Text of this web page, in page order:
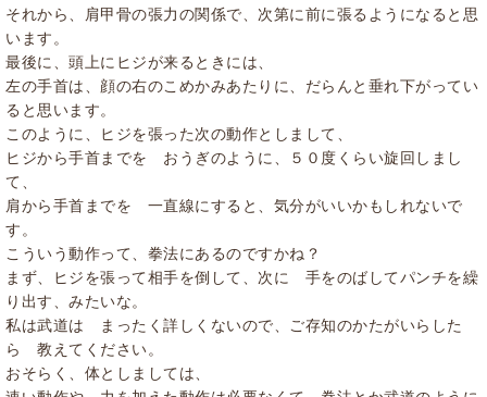
それから、肩甲骨の張力の関係で、次第に前に張るようになると思
います。
最後に、頭上にヒジが来るときには、
左の手首は、顔の右のこめかみあたりに、だらんと垂れ下がってい
ると思います。
このように、ヒジを張った次の動作としまして、
ヒジから手首までを おうぎのように、５０度くらい旋回しまし
て、
肩から手首までを 一直線にすると、気分がいいかもしれないで
す。
こういう動作って、拳法にあるのですかね？
まず、ヒジを張って相手を倒して、次に 手をのばしてパンチを繰
り出す、みたいな。
私は武道は まったく詳しくないので、ご存知のかたがいらした
ら 教えてください。
おそらく、体としましては、